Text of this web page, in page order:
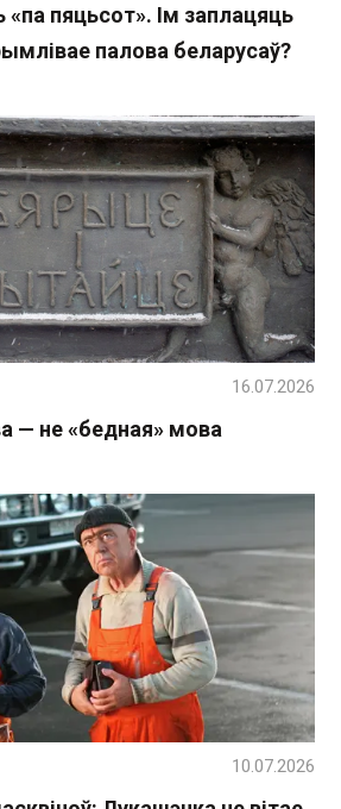
«па пяцьсот». Ім заплацяць
палова беларусаў?
— не «бедная» мова
16.07.2026
10.07.2026